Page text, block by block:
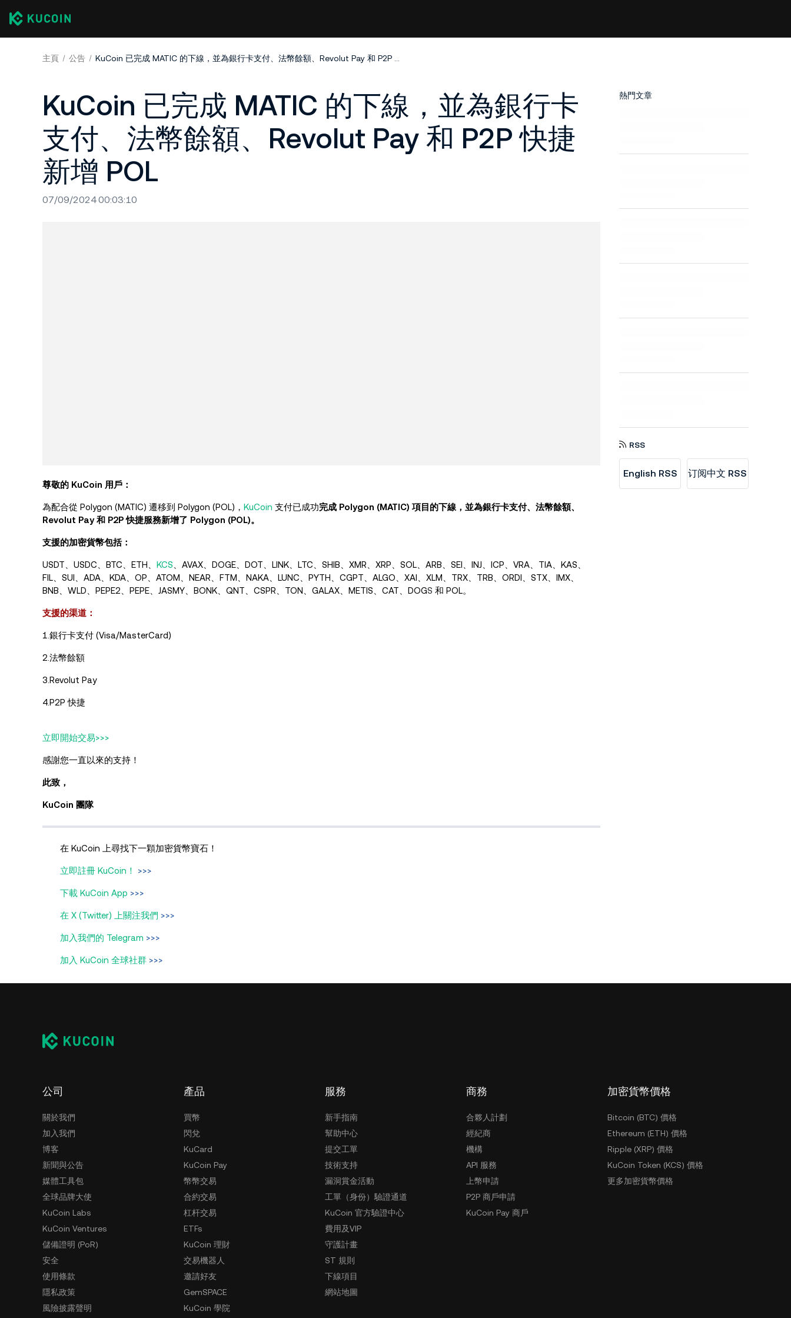
主頁 公告 KuCoin 已完成 MATIC 的下線，並為銀行卡支付、法幣餘額、Revolut Pay 和 P2P 快捷新增 POL
KuCoin 已完成 MATIC 的下線，並為銀行卡
支付、法幣餘額、Revolut Pay 和 P2P 快捷
新增 POL
07/09/2024 00:03:10
尊敬的 KuCoin 用戶：
為配合從 Polygon (MATIC) 遷移到 Polygon (POL)， KuCoin 支付已成功完成 Polygon (MATIC) 項目的下線，並為銀行卡支付、法幣餘額、
Revolut Pay 和 P2P 快捷服務新增了 Polygon (POL)。
支援的加密貨幣包括：
USDT、USDC、BTC、ETH、 KCS 、AVAX、DOGE、DOT、LINK、LTC、SHIB、XMR、XRP、SOL、ARB、SEI、INJ、ICP、VRA、TIA、KAS、
FIL、SUI、ADA、KDA、OP、ATOM、NEAR、FTM、NAKA、LUNC、PYTH、CGPT、ALGO、XAI、XLM、TRX、TRB、ORDI、STX、IMX、
BNB、WLD、PEPE2、PEPE、JASMY、BONK、QNT、CSPR、TON、GALAX、METIS、CAT、DOGS 和 POL。
支援的渠道：
1.銀行卡支付 (Visa/MasterCard)
2.法幣餘額
3.Revolut Pay
4.P2P 快捷
立即開始交易>>>
感謝您一直以來的支持！
此致，
KuCoin 團隊
在 KuCoin 上尋找下一顆加密貨幣寶石！
立即註冊 KuCoin！ >>>
下載 KuCoin App >>>
在 X (Twitter) 上關注我們 >>>
加入我們的 Telegram >>>
加入 KuCoin 全球社群 >>>
熱門文章
RSS
English RSS 订阅中文 RSS
公司
關於我們
加入我們
博客
新聞與公告
媒體工具包
全球品牌大使
KuCoin Labs
KuCoin Ventures
儲備證明 (PoR)
安全
使用條款
隱私政策
風險披露聲明
產品
買幣
閃兌
KuCard
KuCoin Pay
幣幣交易
合約交易
杠杆交易
ETFs
KuCoin 理財
交易機器人
邀請好友
GemSPACE
KuCoin 學院
服務
新手指南
幫助中心
提交工單
技術支持
漏洞賞金活動
工單（身份）驗證通道
KuCoin 官方驗證中心
費用及VIP
守護計畫
ST 規則
下線項目
網站地圖
商務
合夥人計劃
經紀商
機構
API 服務
上幣申請
P2P 商戶申請
KuCoin Pay 商戶
加密貨幣價格
Bitcoin (BTC) 價格
Ethereum (ETH) 價格
Ripple (XRP) 價格
KuCoin Token (KCS) 價格
更多加密貨幣價格